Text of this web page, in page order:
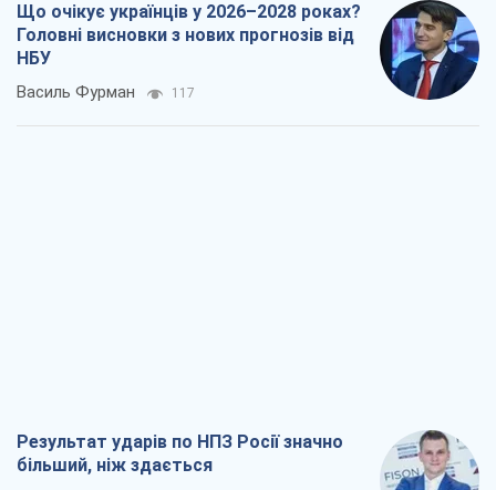
Що очікує українців у 2026–2028 роках?
Головні висновки з нових прогнозів від
НБУ
Василь Фурман 117
Результат ударів по НПЗ Росії значно
більший, ніж здається